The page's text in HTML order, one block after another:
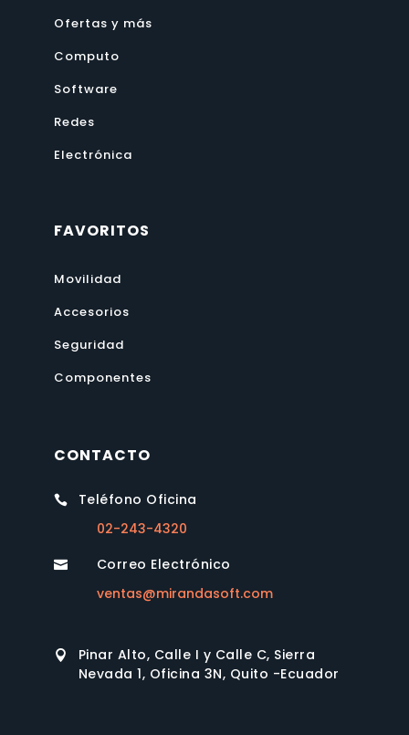
Ofertas y más
Computo
Software
Redes
Electrónica
FAVORITOS
Movilidad
Accesorios
Seguridad
Componentes
CONTACTO

Teléfono Oficina
02-243-4320

Correo Electrónico
ventas@mirandasoft.com

Pinar Alto, Calle I y Calle C, Sierra
Nevada 1, Oficina 3N, Quito -Ecuador